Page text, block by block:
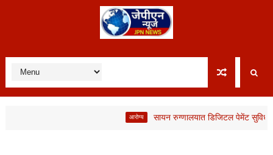
सायन रुग्णालयात डिजिटल पेमेंट सुविधा;